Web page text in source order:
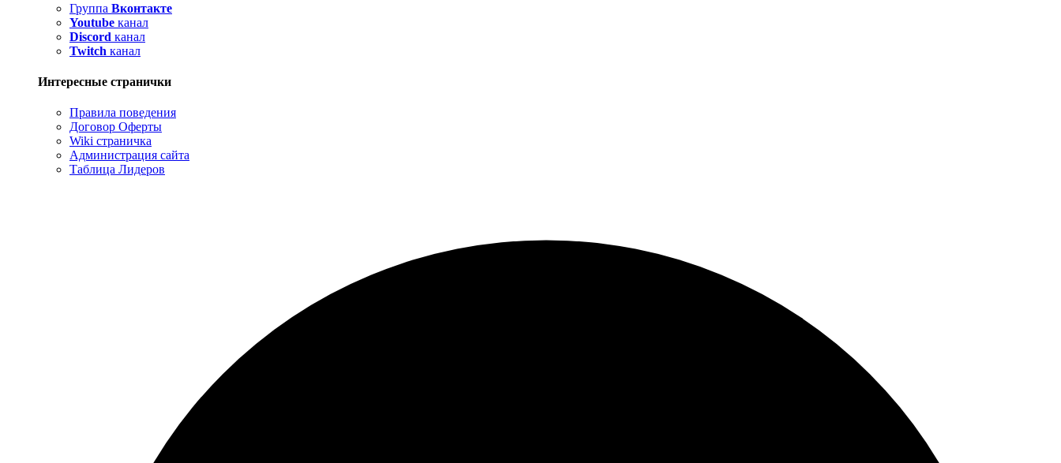
Группа Вконтакте
Youtube канал
Discord канал
Twitch канал
Интересные странички
Правила поведения
Договор Оферты
Wiki страничка
Администрация сайта
Таблица Лидеров